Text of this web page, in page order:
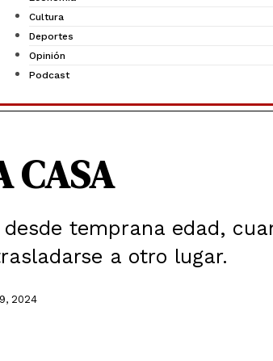
Cultura
Deportes
Opinión
Podcast
CASA
temprana edad,
a otro lugar.
2024